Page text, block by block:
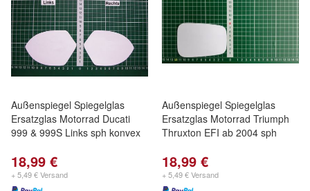
Außenspiegel Spiegelglas
Ersatzglas Motorrad Ducati
999 & 999S Links sph konvex
18,99 €
+ 5,49 € Versand
Außenspiegel Spiegelglas
Ersatzglas Motorrad Triumph
Thruxton EFI ab 2004 sph
18,99 €
+ 5,49 € Versand